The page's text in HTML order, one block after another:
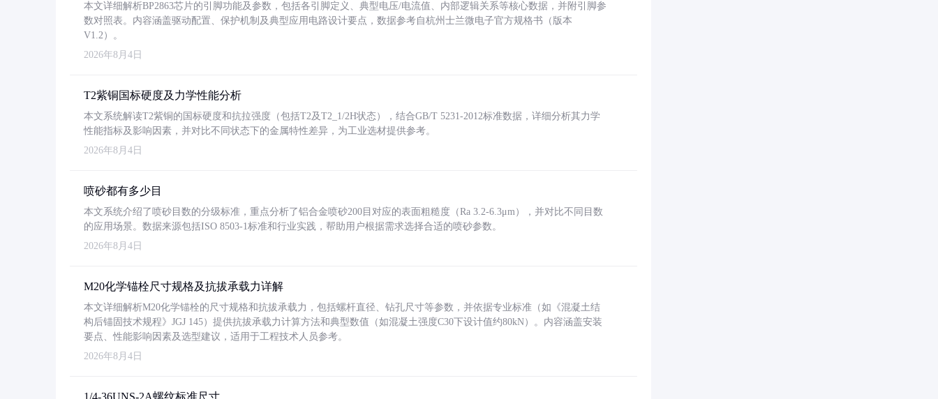
本文详细解析BP2863芯片的引脚功能及参数，包括各引脚定义、典型电压/电流值、内部逻辑关系等核心数据，并附引脚参
数对照表。内容涵盖驱动配置、保护机制及典型应用电路设计要点，数据参考自杭州士兰微电子官方规格书（版本
V1.2）。
2026年8月4日
T2紫铜国标硬度及力学性能分析
本文系统解读T2紫铜的国标硬度和抗拉强度（包括T2及T2_1/2H状态），结合GB/T 5231-2012标准数据，详细分析其力学
性能指标及影响因素，并对比不同状态下的金属特性差异，为工业选材提供参考。
2026年8月4日
喷砂都有多少目
本文系统介绍了喷砂目数的分级标准，重点分析了铝合金喷砂200目对应的表面粗糙度（Ra 3.2-6.3μm），并对比不同目数
的应用场景。数据来源包括ISO 8503-1标准和行业实践，帮助用户根据需求选择合适的喷砂参数。
2026年8月4日
M20化学锚栓尺寸规格及抗拔承载力详解
本文详细解析M20化学锚栓的尺寸规格和抗拔承载力，包括螺杆直径、钻孔尺寸等参数，并依据专业标准（如《混凝土结
构后锚固技术规程》JGJ 145）提供抗拔承载力计算方法和典型数值（如混凝土强度C30下设计值约80kN）。内容涵盖安装
要点、性能影响因素及选型建议，适用于工程技术人员参考。
2026年8月4日
1/4-36UNS-2A螺纹标准尺寸